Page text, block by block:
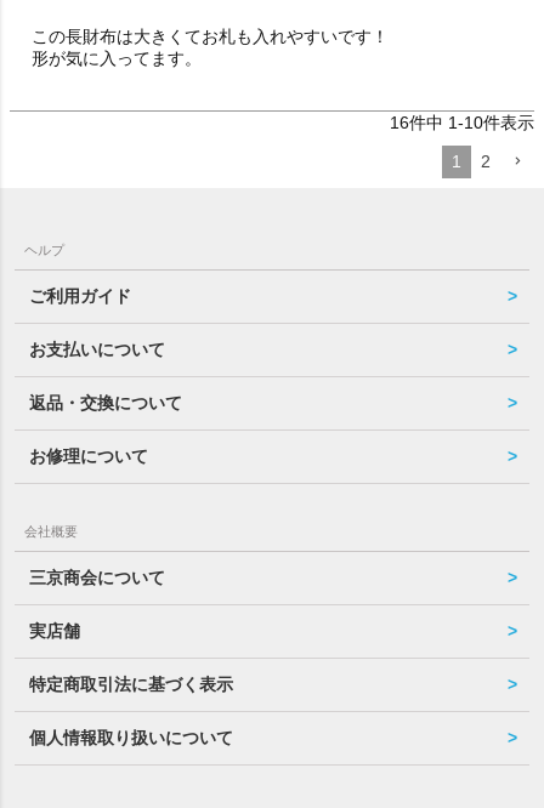
この長財布は大きくてお札も入れやすいです！
形が気に入ってます。
16件中 1-10件表示
1
2
ヘルプ
ご利用ガイド
お支払いについて
返品・交換について
お修理について
会社概要
三京商会について
実店舗
特定商取引法に基づく表示
個人情報取り扱いについて